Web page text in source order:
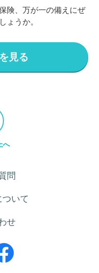
険、万が一の備えにぜ
ょうか。
見る
へ
問
いて
せ